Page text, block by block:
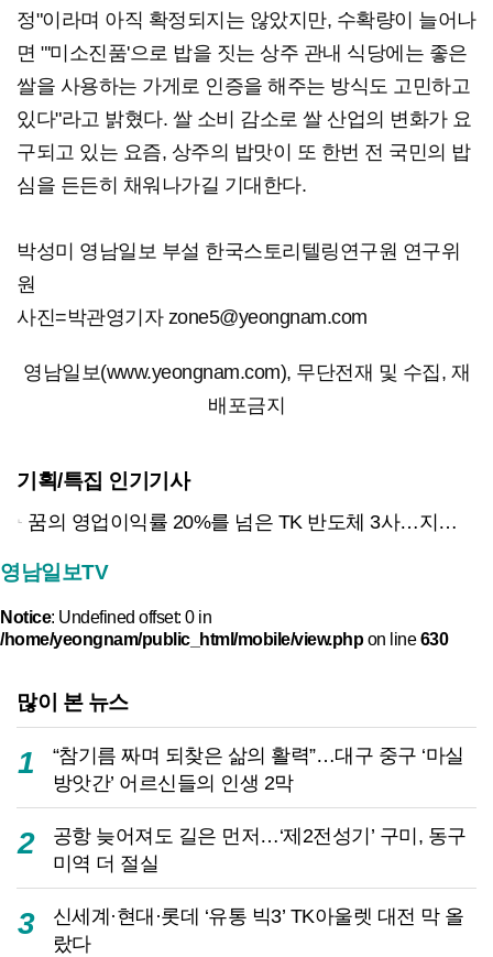
정"이라며 아직 확정되지는 않았지만, 수확량이 늘어나
면 "'미소진품'으로 밥을 짓는 상주 관내 식당에는 좋은
쌀을 사용하는 가게로 인증을 해주는 방식도 고민하고
있다"라고 밝혔다. 쌀 소비 감소로 쌀 산업의 변화가 요
구되고 있는 요즘, 상주의 밥맛이 또 한번 전 국민의 밥
심을 든든히 채워나가길 기대한다.
박성미 영남일보 부설 한국스토리텔링연구원 연구위
원
사진=박관영기자 zone5@yeongnam.com
영남일보(www.yeongnam.com), 무단전재 및 수집, 재
배포금지
기획/특집 인기기사
꿈의 영업이익률 20%를 넘은 TK 반도체 3사…지역 경제 생태계 바꾸나
영남일보TV
Notice: Undefined offset: 0 in
/home/yeongnam/public_html/mobile/view.phpon line630
많이 본 뉴스
1
“참기름 짜며 되찾은 삶의 활력”…대구 중구 ‘마실
방앗간’ 어르신들의 인생 2막
2
공항 늦어져도 길은 먼저…‘제2전성기’ 구미, 동구
미역 더 절실
3
신세계·현대·롯데 ‘유통 빅3’ TK아울렛 대전 막 올
랐다